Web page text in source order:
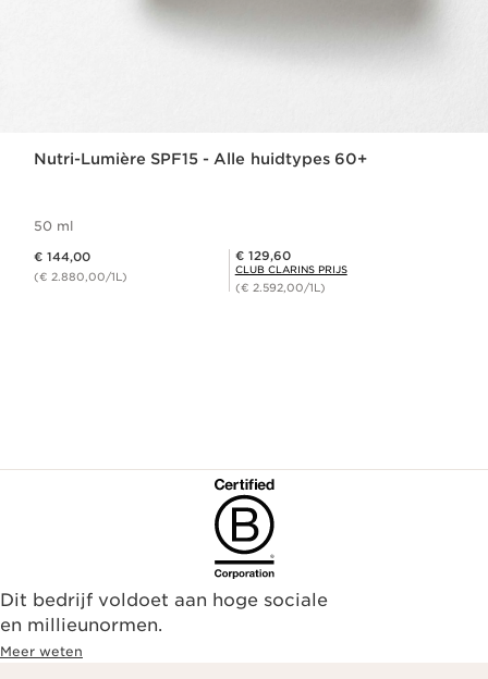
Nutri-Lumière SPF15 - Alle huidtypes 60+
50 ml
€ 144,00
(€ 2.880,00/1L)
Club Clarins Prijs € 129,60
€ 129,60
CLUB CLARINS PRIJS
(€ 2.592,00/1L)
Dit bedrijf voldoet aan hoge sociale
en millieunormen.
Meer weten